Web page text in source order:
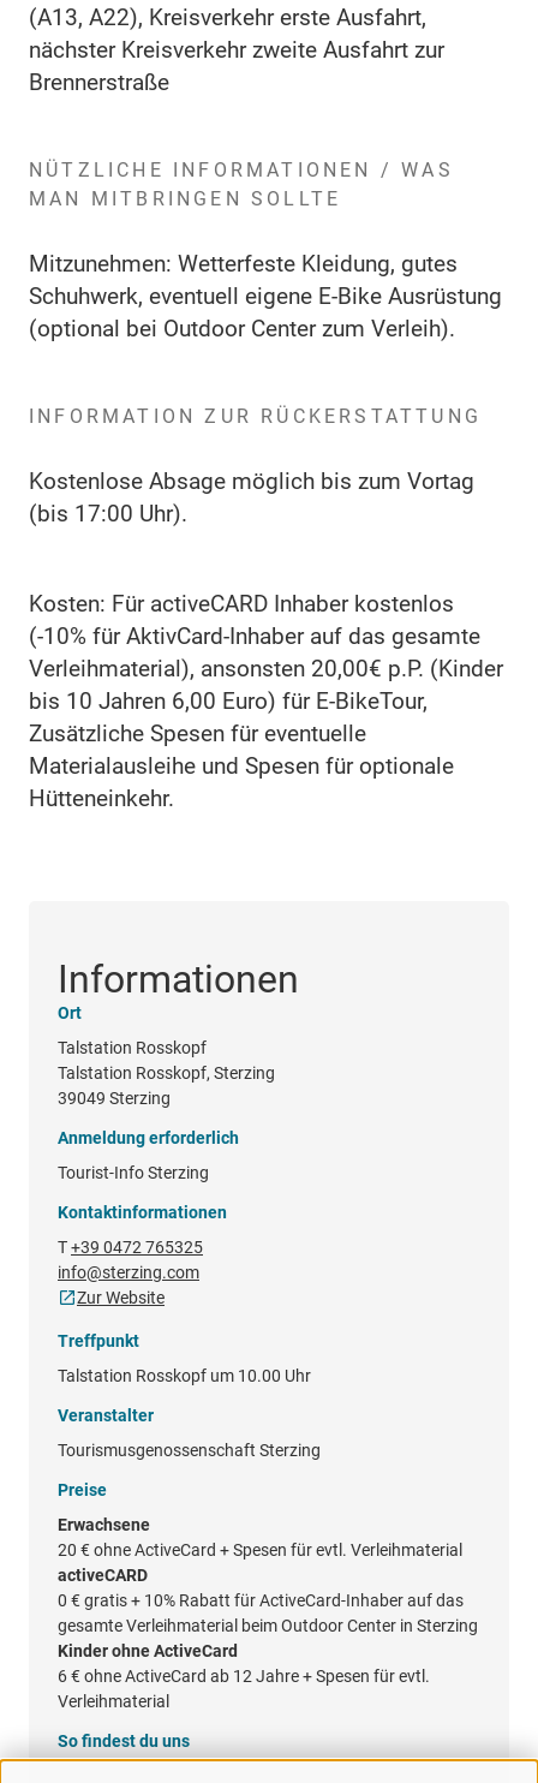
(A13, A22), Kreisverkehr erste Ausfahrt,
nächster Kreisverkehr zweite Ausfahrt zur
Brennerstraße
NÜTZLICHE INFORMATIONEN / WAS
MAN MITBRINGEN SOLLTE
Mitzunehmen: Wetterfeste Kleidung, gutes
Schuhwerk, eventuell eigene E-Bike Ausrüstung
(optional bei Outdoor Center zum Verleih).
INFORMATION ZUR RÜCKERSTATTUNG
Kostenlose Absage möglich bis zum Vortag
(bis 17:00 Uhr).
Kosten: Für activeCARD Inhaber kostenlos
(-10% für AktivCard-Inhaber auf das gesamte
Verleihmaterial), ansonsten 20,00€ p.P. (Kinder
bis 10 Jahren 6,00 Euro) für E-BikeTour,
Zusätzliche Spesen für eventuelle
Materialausleihe und Spesen für optionale
Hütteneinkehr.
Informationen
Ort
Talstation Rosskopf
Talstation Rosskopf, Sterzing
39049 Sterzing
Anmeldung erforderlich
Tourist-Info Sterzing
Kontaktinformationen
T+39 0472 765325
info@sterzing.com
Zur Website
Treffpunkt
Talstation Rosskopf um 10.00 Uhr
Veranstalter
Tourismusgenossenschaft Sterzing
Preise
Erwachsene
20 € ohne ActiveCard + Spesen für evtl. Verleihmaterial
activeCARD
0 € gratis + 10% Rabatt für ActiveCard-Inhaber auf das
gesamte Verleihmaterial beim Outdoor Center in Sterzing
Kinder ohne ActiveCard
6 € ohne ActiveCard ab 12 Jahre + Spesen für evtl.
Verleihmaterial
So findest du uns